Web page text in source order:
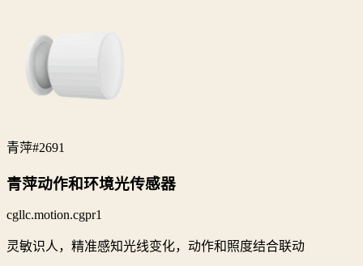
青萍#2691
青萍动作和环境光传感器
cgllc.motion.cgpr1
灵敏识人，精准感知光线变化，动作和照度结合联动